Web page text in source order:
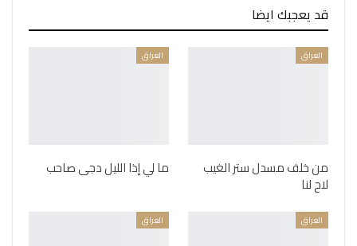
قد يعجبك ايضا
العراق
من خلف مسدل ستر الغيب
لاح لنا
العراق
ما لي إذا الليل دجى صاحب
العراق العراق